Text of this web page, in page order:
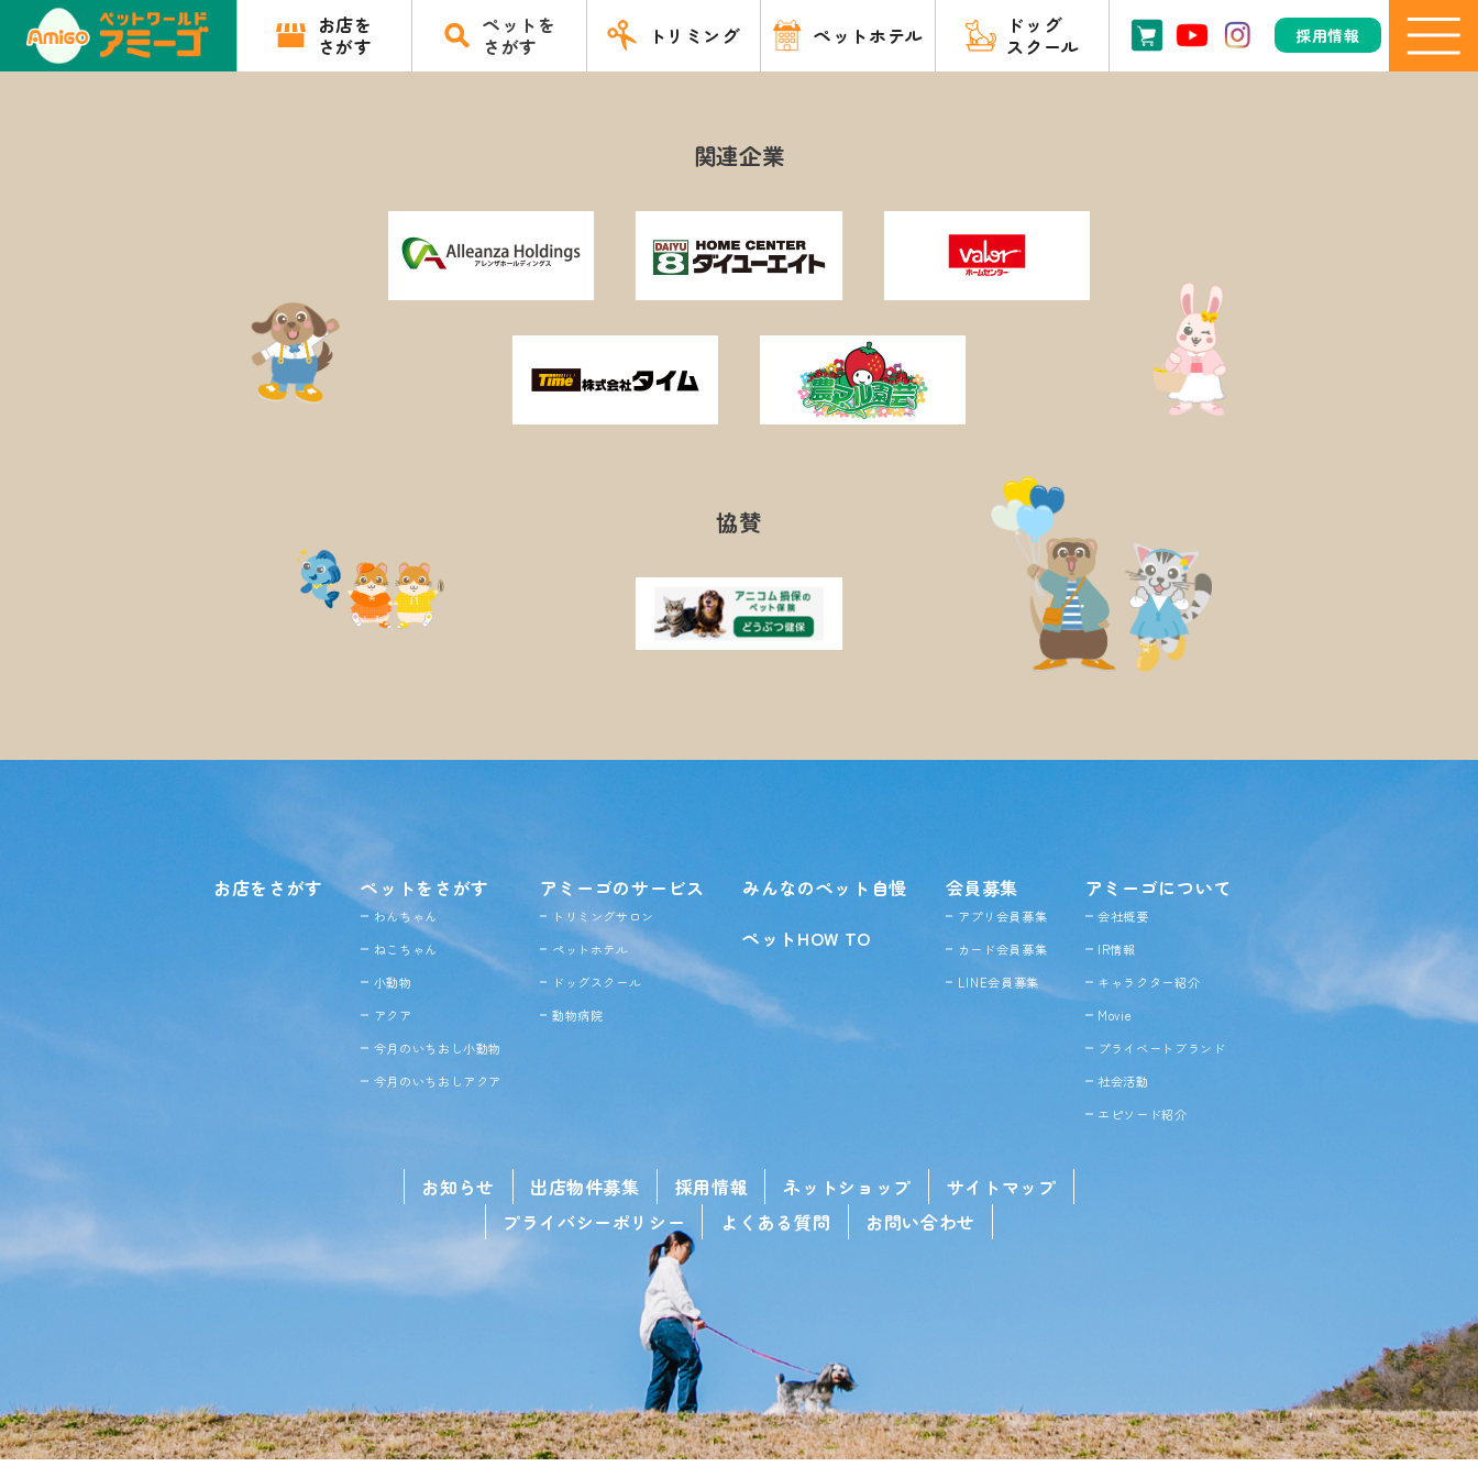
お店を
さがす
ペットを
さがす
トリミング ペットホテル
ドッグ
スクール
採用情報
関連企業
協賛
お店をさがす ペットをさがす
わんちゃん
ねこちゃん
小動物
アクア
今月のいちおし小動物
今月のいちおしアクア
アミーゴのサービス
トリミングサロン
ペットホテル
ドッグスクール
動物病院
みんなのペット自慢
ペットHOW TO
会員募集
アプリ会員募集
カード会員募集
LINE会員募集
アミーゴについて
会社概要
IR情報
キャラクター紹介
Movie
プライベートブランド
社会活動
エピソード紹介
お知らせ 出店物件募集 採用情報 ネットショップ
サイトマップ
プライバシーポリシー
よくある質問 お問い合わせ